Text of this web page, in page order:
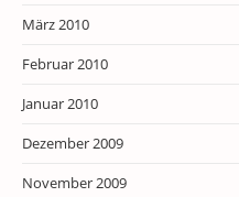
März 2010
Februar 2010
Januar 2010
Dezember 2009
November 2009